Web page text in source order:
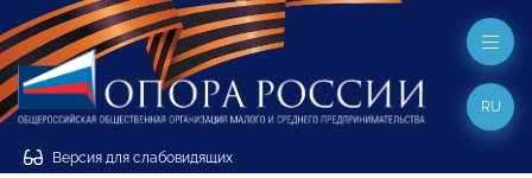
Версия для слабовидящих
RU